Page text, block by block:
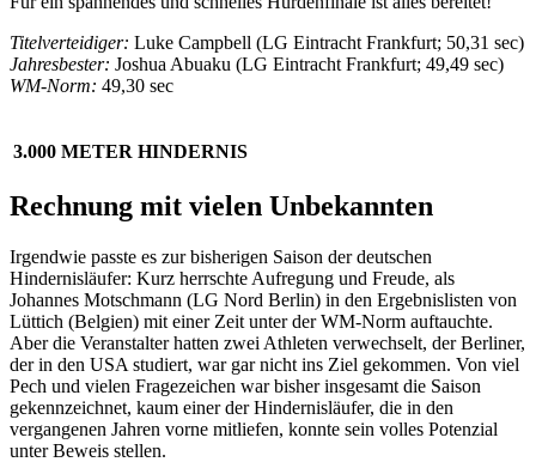
Titelverteidiger: Luke Campbell (LG Eintracht Frankfurt; 50,31 sec)
Jahresbester: Joshua Abuaku (LG Eintracht Frankfurt; 49,49 sec)
WM-Norm: 49,30 sec
3.000 METER HINDERNIS
Rechnung mit vielen Unbekannten
Irgendwie passte es zur bisherigen Saison der deutschen
Hindernisläufer: Kurz herrschte Aufregung und Freude, als
Johannes Motschmann (LG Nord Berlin) in den Ergebnislisten von
Lüttich (Belgien) mit einer Zeit unter der WM-Norm auftauchte.
Aber die Veranstalter hatten zwei Athleten verwechselt, der Berliner,
der in den USA studiert, war gar nicht ins Ziel gekommen. Von viel
Pech und vielen Fragezeichen war bisher insgesamt die Saison
gekennzeichnet, kaum einer der Hindernisläufer, die in den
vergangenen Jahren vorne mitliefen, konnte sein volles Potenzial
unter Beweis stellen.